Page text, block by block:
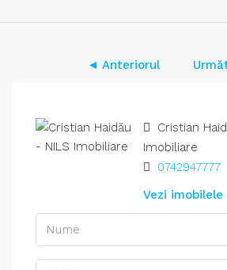
◄ Anteriorul
Cristian
Imobiliare
0742947777
Vezi imobilele